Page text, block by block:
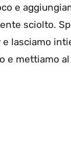
e
sciolto.
lasciamo
e mettiamo